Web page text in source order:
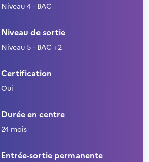
Niveau 4 - BAC
Niveau de sortie
Niveau 5 - BAC +2
Certification
Oui
Durée en centre
24 mois
Entrée-sortie permanente